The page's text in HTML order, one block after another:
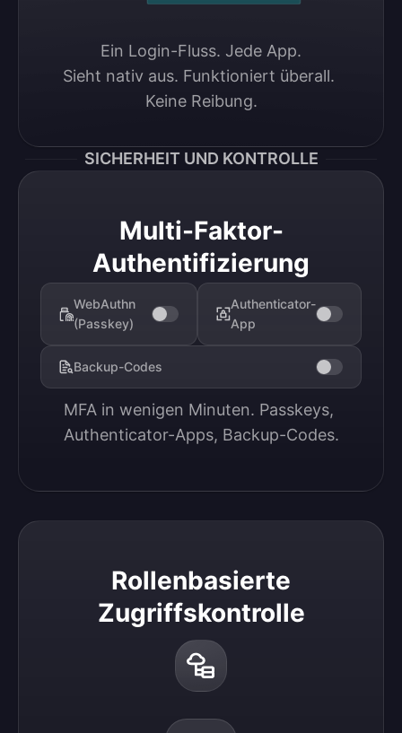
Ein Login-Fluss. Jede App.
Sieht nativ aus. Funktioniert überall.
Keine Reibung.
SICHERHEIT UND KONTROLLE
Multi-Faktor-
Authentifizierung
WebAuthn
(Passkey)
Authenticator-
App
Backup-Codes
MFA in wenigen Minuten. Passkeys,
Authenticator-Apps, Backup-Codes.
Rollenbasierte
Zugriffskontrolle